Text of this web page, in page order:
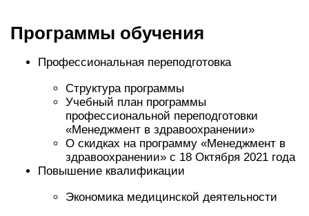
Программы обучения
Профессиональная переподготовка
Структура программы
Учебный план программы
профессиональной переподготовки
«Менеджмент в здравоохранении»
О скидках на программу «Менеджмент в
здравоохранении» с 18 Октября 2021 года
Повышение квалификации
Экономика медицинской деятельности